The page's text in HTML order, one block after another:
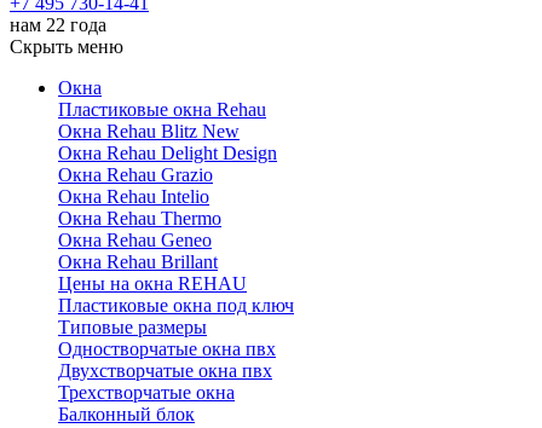
нам 22 года
Скрыть меню
Окна
Пластиковые окна Rehau
Окна Rehau Blitz New
Окна Rehau Delight Design
Окна Rehau Grazio
Окна Rehau Intelio
Окна Rehau Thermo
Окна Rehau Geneo
Окна Rehau Brillant
Цены на окна REHAU
Пластиковые окна под ключ
Типовые размеры
Одностворчатые окна пвх
Двухстворчатые окна пвх
Трехстворчатые окна
Балконный блок